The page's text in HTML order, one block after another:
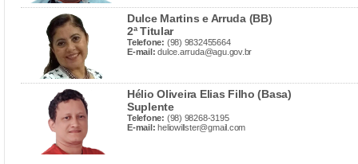
Dulce Martins e Arruda (BB)
2ª Titular
Telefone: (98) 9832455664
E-mail: dulce.arruda@agu.gov.br
Hélio Oliveira Elias Filho (Basa)
Suplente
Telefone: (98) 98268-3195
E-mail: heliowillster@gmail.com